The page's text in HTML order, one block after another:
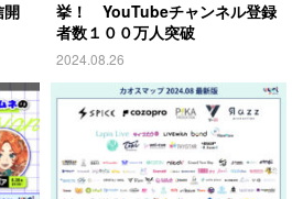
開
挙！ YouTubeチャンネル登録
者数１００万人突破
2024.08.26